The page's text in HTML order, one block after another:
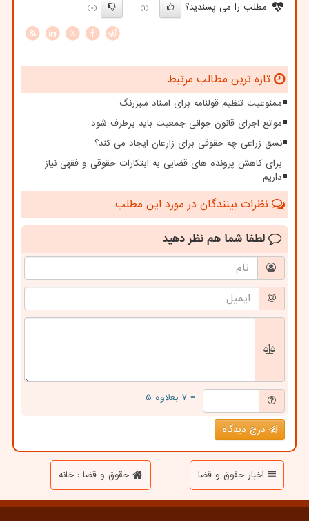
مطلب را می پسندید؟
(1)
(0)
X
تازه ترین مطالب مرتبط
ممنوعیت تنظیم قولنامه برای اسناد سبزرنگ
موانع اجرای قانون جوانی جمعیت باید برطرف شود
نسق زراعی چه حقوقی برای زارعان ایجاد می کند؟
برای کاهش پرونده های قضایی به ابتکارات حقوقی و فقهی نیاز
داریم
نظرات بینندگان در مورد این مطلب
لطفا شما هم نظر دهید
= ۷ بعلاوه ۵
درج دیدگاه
اخبار حقوق و قضا حقوق و قضا : خانه